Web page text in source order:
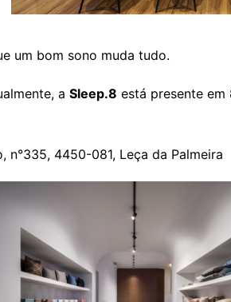
um bom sono muda tudo.
a Sleep.8 está presente em
n°335, 4450-081, Leça da Palmeira